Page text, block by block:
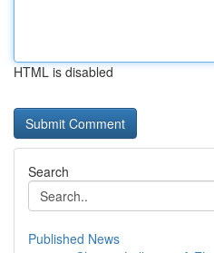
HTML is disabled
Search
Published News